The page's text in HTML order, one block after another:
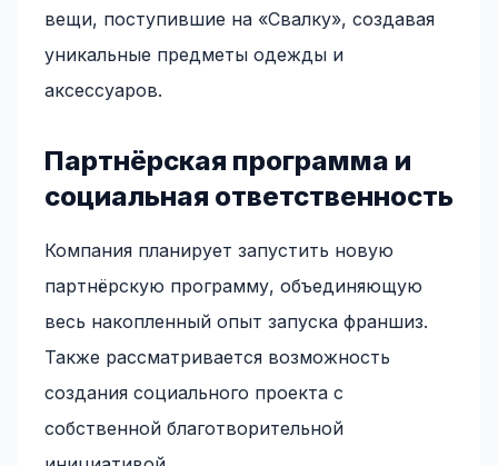
вещи, поступившие на «Свалку», создавая
уникальные предметы одежды и
аксессуаров.
Партнёрская программа и
социальная ответственность
Компания планирует запустить новую
партнёрскую программу, объединяющую
весь накопленный опыт запуска франшиз.
Также рассматривается возможность
создания социального проекта с
собственной благотворительной